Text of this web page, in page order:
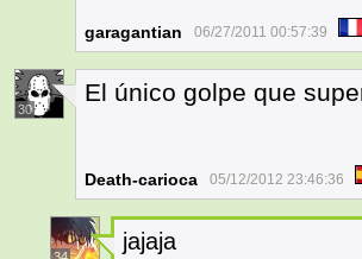
garagantian 06/27/2011 00:57:39
30
El único golpe que
Death-carioca 05/12/2012 23:46:36
jajaja